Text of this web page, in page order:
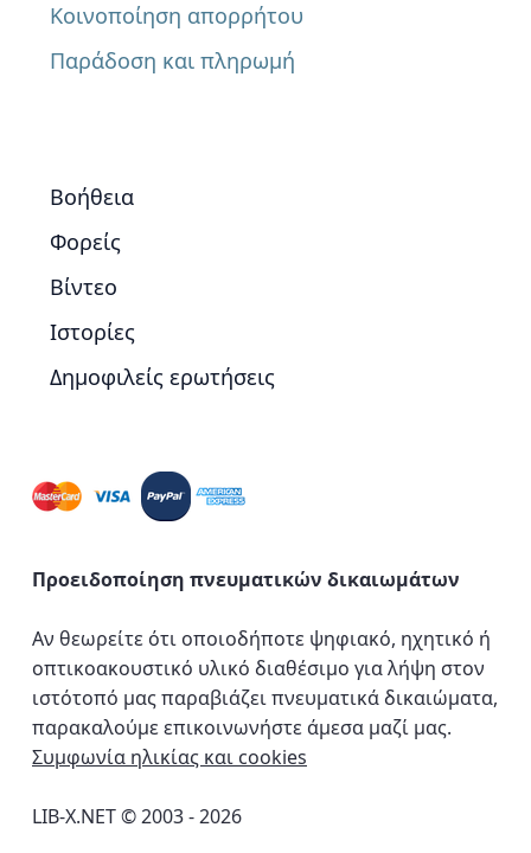
Κοινοποίηση απορρήτου
Παράδοση και πληρωμή
Βοήθεια
Φορείς
Βίντεο
Ιστορίες
Δημοφιλείς ερωτήσεις
Προειδοποίηση πνευματικών δικαιωμάτων
Αν θεωρείτε ότι οποιοδήποτε ψηφιακό, ηχητικό ή
οπτικοακουστικό υλικό διαθέσιμο για λήψη στον
ιστότοπό μας παραβιάζει πνευματικά δικαιώματα,
παρακαλούμε επικοινωνήστε άμεσα μαζί μας.
Συμφωνία ηλικίας και cookies
LIB-X.NET © 2003 - 2026